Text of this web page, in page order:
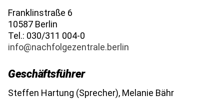
Franklinstraße 6
10587 Berlin
Tel.: 030/311 004-0
info@nachfolgezentrale.berlin
Geschäftsführer
Steffen Hartung (Sprecher), Melanie Bähr